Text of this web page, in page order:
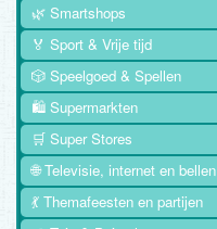
🌿 Smartshops
🏅 Sport & Vrije tijd
🎲 Speelgoed & Spellen
🛍️ Supermarkten
🛒 Super Stores
🌐 Televisie, internet en bellen
💃 Themafeesten en partijen